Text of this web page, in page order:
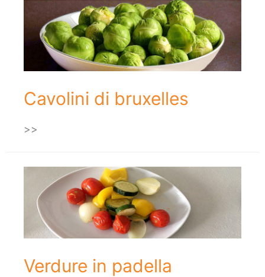
Cavolini di bruxelles
>>
Verdure in padella